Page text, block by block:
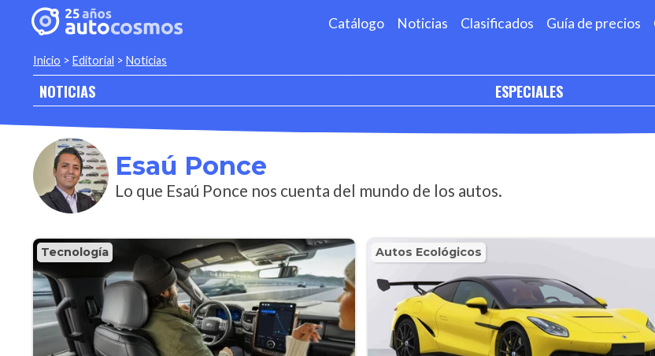
Catálogo Noticias Clasificados Guía de precios
Inicio > Editorial > Noticias
NOTICIAS ESPECIALES
Esaú Ponce
Lo que Esaú Ponce nos cuenta del mundo de los autos.
Tecnología Autos Ecológicos